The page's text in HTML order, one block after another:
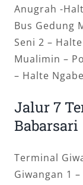
Anugrah -
Bus Gedung
Seni 2 –
Mualimin –
– Halte
Jalur 7
Babarsari
Terminal
Giwangan 1